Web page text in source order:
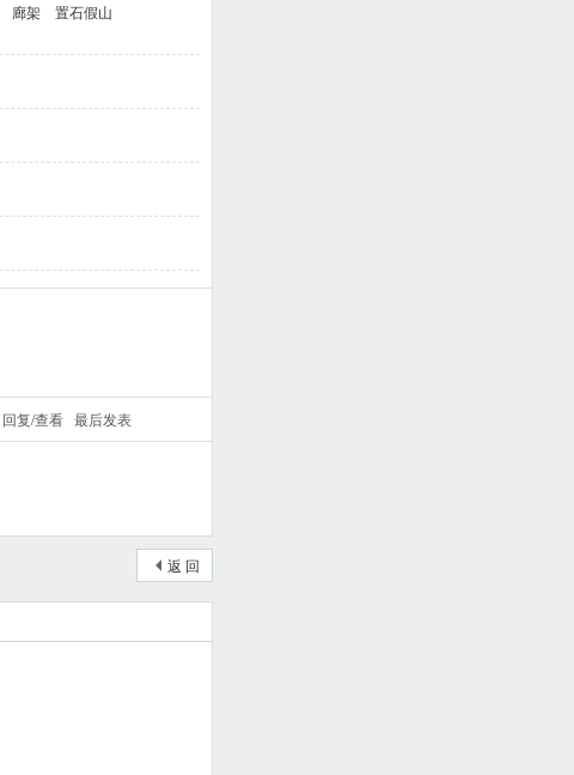
廊架
置石假山
回复/查看 最后发表
返 回